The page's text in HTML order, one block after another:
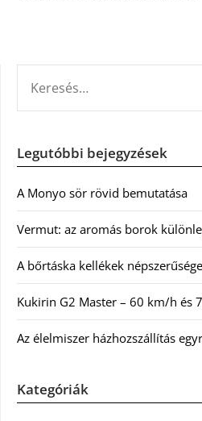
Legutóbbi bejegyzések
A Monyo sör rövid bemutatása
Vermut: az aromás borok
A bőrtáska kellékek
Kukirin G2 Master – 60 km/h és
Az élelmiszer házhozszállítás
Kategóriák